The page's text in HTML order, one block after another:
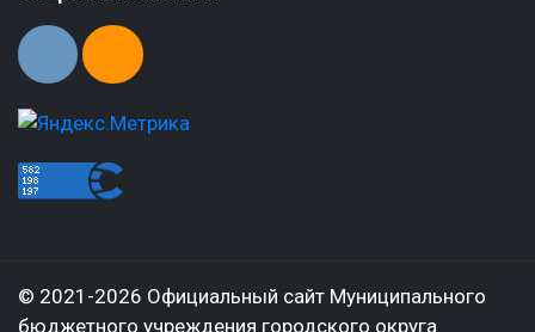
© 2021-2026 Официальный сайт Муниципального
бюджетного учреждения городского округа